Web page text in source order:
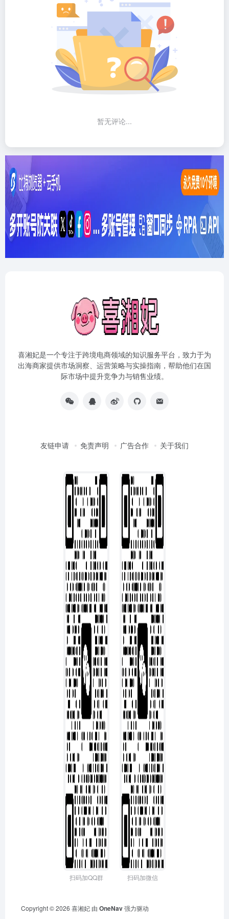
暂无评论...
喜湘妃是一个专注于跨境电商领域的知识服务平台，致力于为
出海商家提供市场洞察、运营策略与实操指南，帮助他们在国
际市场中提升竞争力与销售业绩。
友链申请 免责声明 广告合作 关于我们
扫码加QQ群 扫码加微信
Copyright © 2026 喜湘妃 由 OneNav强力驱动